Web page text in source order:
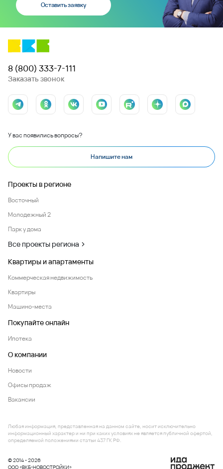
Оставить заявку
8 (800) 333-7-111
Заказать звонок
У вас появились вопросы?
Напишите нам
Проекты в регионе
Восточный
Молодежный 2
Парк у дома
Все проекты региона
Квартиры и апартаменты
Коммерческая недвижимость
Квартиры
Машино-места
Покупайте онлайн
Ипотека
О компании
Новости
Офисы продаж
Вакансии
© 2014 - 2026
ООО «ВКБ-НОВОСТРОЙКИ»
Любая информация, представленная на данном сайте, носит исключительно
информационный характер и ни при каких условиях не является публичной офертой,
определяемой положениями статьи 437 ГК РФ.